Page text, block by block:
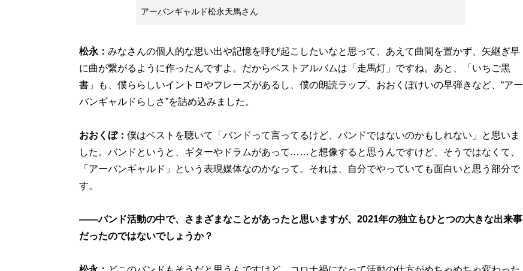
アーバンギャルド松永天馬さん
松永： みなさんの個人的な思い出や記憶を呼び起こしたいなと思って、あえて曲間を置かず、矢継ぎ早
に曲が繋がるように作ったんですよ。だからベストアルバムは「走馬灯」ですね。あと、「いちご黒
書」も、僕ららしいイントロやフレーズがあるし、僕の朗読ラップ、おおくぼけいの早弾きなど、“アー
バンギャルドらしさ”を詰め込みました。
おおくぼ： 僕はベストを聴いて「バンドって言ってるけど、バンドではないのかもしれない」と思いま
した。バンドというと、ギターやドラムがあって……と想像すると思うんですけど、そうではなくて、
「アーバンギャルド」という表現媒体なのかなって。それは、自分でやっていても面白いと思う部分で
す。
――バンド活動の中で、さまざまなことがあったと思いますが、2021年の独立もひとつの大きな出来事
だったのではないでしょうか？